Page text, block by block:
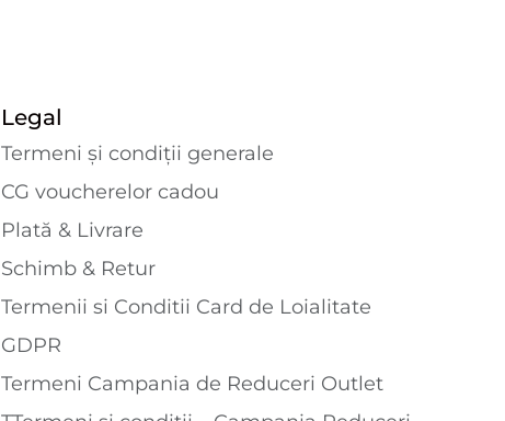
Legal
Termeni și condiții generale
CG voucherelor cadou
Plată & Livrare
Schimb & Retur
Termenii si Conditii Card de Loialitate
GDPR
Termeni Campania de Reduceri Outlet